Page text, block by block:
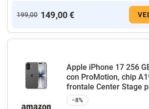
199,00 149,00 €
Apple iPhone 17 256
con ProMotion, chip
frontale Center Stage
−8%